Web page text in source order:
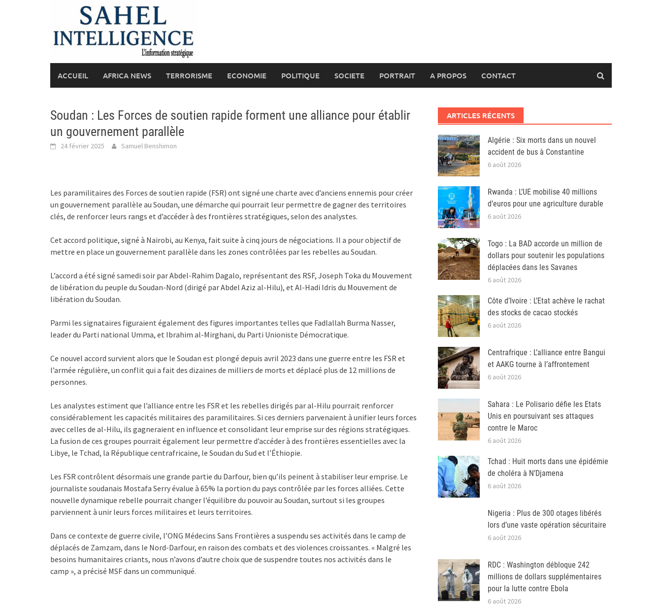
ACCUEIL AFRICA NEWS TERRORISME ECONOMIE POLITIQUE SOCIETE PORTRAIT A PROPOS CONTACT
Soudan : Les Forces de soutien rapide forment une alliance pour établir
un gouvernement parallèle
24 février 2025 Samuel Benshimon
Les paramilitaires des Forces de soutien rapide (FSR) ont signé une charte avec d’anciens ennemis pour créer
un gouvernement parallèle au Soudan, une démarche qui pourrait leur permettre de gagner des territoires
clés, de renforcer leurs rangs et d’accéder à des frontières stratégiques, selon des analystes.
Cet accord politique, signé à Nairobi, au Kenya, fait suite à cinq jours de négociations. Il a pour objectif de
mettre en place un gouvernement parallèle dans les zones contrôlées par les rebelles au Soudan.
L’accord a été signé samedi soir par Abdel-Rahim Dagalo, représentant des RSF, Joseph Toka du Mouvement
de libération du peuple du Soudan-Nord (dirigé par Abdel Aziz al-Hilu), et Al-Hadi Idris du Mouvement de
libération du Soudan.
Parmi les signataires figuraient également des figures importantes telles que Fadlallah Burma Nasser,
leader du Parti national Umma, et Ibrahim al-Mirghani, du Parti Unioniste Démocratique.
Ce nouvel accord survient alors que le Soudan est plongé depuis avril 2023 dans une guerre entre les FSR et
l’armée régulière, un conflit qui a fait des dizaines de milliers de morts et déplacé plus de 12 millions de
personnes.
Les analystes estiment que l’alliance entre les FSR et les rebelles dirigés par al-Hilu pourrait renforcer
considérablement les capacités militaires des paramilitaires. Si ces derniers parvenaient à unifier leurs forces
avec celles de al-Hilu, ils gagneraient en influence et consolidant leur emprise sur des régions stratégiques.
La fusion de ces groupes pourrait également leur permettre d’accéder à des frontières essentielles avec la
Libye, le Tchad, la République centrafricaine, le Soudan du Sud et l’Éthiopie.
Les FSR contrôlent désormais une grande partie du Darfour, bien qu’ils peinent à stabiliser leur emprise. Le
journaliste soudanais Mostafa Serry évalue à 65% la portion du pays contrôlée par les forces alliées. Cette
nouvelle dynamique rebelle pourrait changer l’équilibre du pouvoir au Soudan, surtout si les groupes
parviennent à unir leurs forces militaires et leurs territoires.
Dans ce contexte de guerre civile, l’ONG Médecins Sans Frontières a suspendu ses activités dans le camp de
déplacés de Zamzam, dans le Nord-Darfour, en raison des combats et des violences croissantes. « Malgré les
besoins humanitaires criants, nous n’avons d’autre choix que de suspendre toutes nos activités dans le
camp », a précisé MSF dans un communiqué.
ARTICLES RÉCENTS
Algérie : Six morts dans un nouvel
accident de bus à Constantine
6 août 2026
Rwanda : L’UE mobilise 40 millions
d’euros pour une agriculture durable
6 août 2026
Togo : La BAD accorde un million de
dollars pour soutenir les populations
déplacées dans les Savanes
6 août 2026
Côte d’Ivoire : L’Etat achève le rachat
des stocks de cacao stockés
6 août 2026
Centrafrique : L’alliance entre Bangui
et AAKG tourne à l’affrontement
6 août 2026
Sahara : Le Polisario défie les Etats
Unis en poursuivant ses attaques
contre le Maroc
6 août 2026
Tchad : Huit morts dans une épidémie
de choléra à N’Djamena
6 août 2026
Nigeria : Plus de 300 otages libérés
lors d’une vaste opération sécuritaire
6 août 2026
RDC : Washington débloque 242
millions de dollars supplémentaires
pour la lutte contre Ebola
6 août 2026